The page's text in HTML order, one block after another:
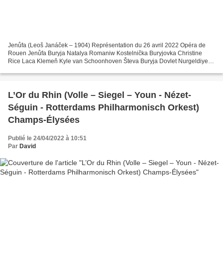
Jenůfa (Leoš Janáček – 1904) Représentation du 26 avril 2022 Opéra de
Rouen Jenůfa Buryja Natalya Romaniw Kostelnička Buryjovka Christine
Rice Laca Klemeň Kyle van Schoonhoven Števa Buryja Dovlet Nurgeldiyev
L’Or du Rhin (Volle – Siegel – Youn - Nézet-
Séguin - Rotterdams Philharmonisch Orkest)
Champs-Élysées
Publié le 24/04/2022 à 10:51
Par David